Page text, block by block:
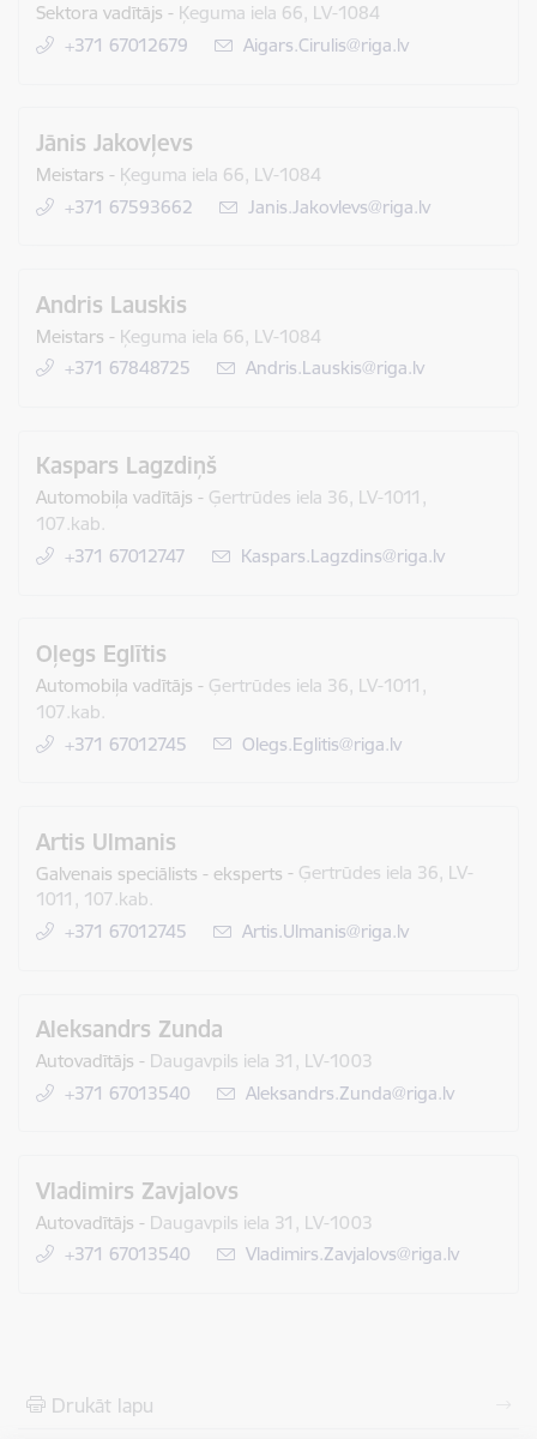
Sektora vadītājs - Ķeguma iela 66, LV-1084
+371 67012679
E-pasts:
Aigars.Cirulis@riga.lv
Jānis Jakovļevs
Meistars - Ķeguma iela 66, LV-1084
+371 67593662
E-pasts:
Janis.Jakovlevs@riga.lv
Andris Lauskis
Meistars - Ķeguma iela 66, LV-1084
+371 67848725
E-pasts:
Andris.Lauskis@riga.lv
Kaspars Lagzdiņš
Automobiļa vadītājs - Ģertrūdes iela 36, LV-1011,
107.kab.
+371 67012747
E-pasts:
Kaspars.Lagzdins@riga.lv
Oļegs Eglītis
Automobiļa vadītājs - Ģertrūdes iela 36, LV-1011,
107.kab.
+371 67012745
E-pasts:
Olegs.Eglitis@riga.lv
Artis Ulmanis
Galvenais speciālists - eksperts - Ģertrūdes iela 36, LV-
1011, 107.kab.
+371 67012745
E-pasts:
Artis.Ulmanis@riga.lv
Aleksandrs Zunda
Autovadītājs - Daugavpils iela 31, LV-1003
+371 67013540
E-pasts:
Aleksandrs.Zunda@riga.lv
Vladimirs Zavjalovs
Autovadītājs - Daugavpils iela 31, LV-1003
+371 67013540
E-pasts:
Vladimirs.Zavjalovs@riga.lv
Drukāt lapu